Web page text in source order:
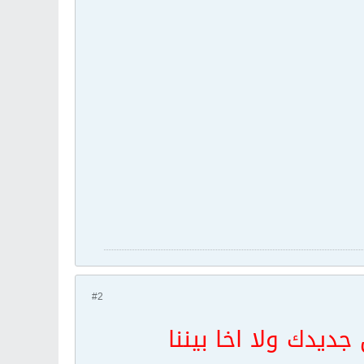
#2
جديدك ولا اخا بيننا